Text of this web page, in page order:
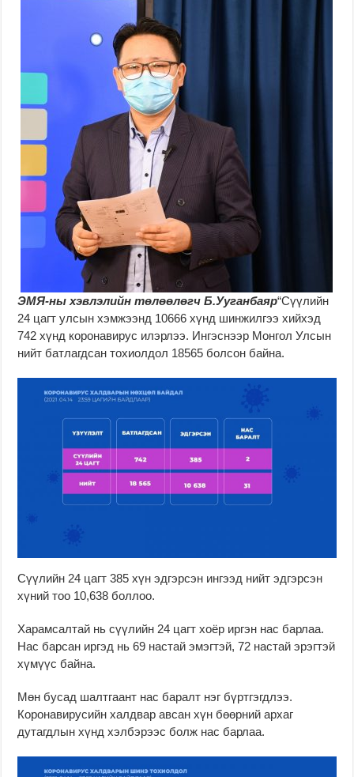
ЭМЯ-ны хэвлэлийн төлөөлөгч Б.Ууганбаяр“Сүүлийн
24 цагт улсын хэмжээнд 10666 хүнд шинжилгээ хийхэд
742 хүнд коронавирус илэрлээ. Ингэснээр Монгол Улсын
нийт батлагдсан тохиолдол 18565 болсон байна.
Сүүлийн 24 цагт 385 хүн эдгэрсэн ингээд нийт эдгэрсэн
хүний тоо 10,638 боллоо.
Харамсалтай нь сүүлийн 24 цагт хоёр иргэн нас барлаа.
Нас барсан иргэд нь 69 настай эмэгтэй, 72 настай эрэгтэй
хүмүүс байна.
Мөн бусад шалтгаант нас баралт нэг бүртгэгдлээ.
Коронавирусийн халдвар авсан хүн бөөрний архаг
дутагдлын хүнд хэлбэрээс болж нас барлаа.